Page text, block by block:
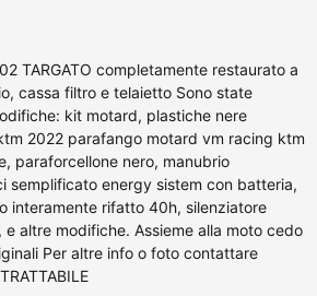
TARGATO completamente restaurato a
cassa filtro e telaietto Sono state
kit motard, plastiche nere
2022 parafango motard vm racing ktm
paraforcellone nero, manubrio
semplificato energy sistem con batteria,
interamente rifatto 40h, silenziatore
altre modifiche. Assieme alla moto cedo
Per altre info o foto contattare